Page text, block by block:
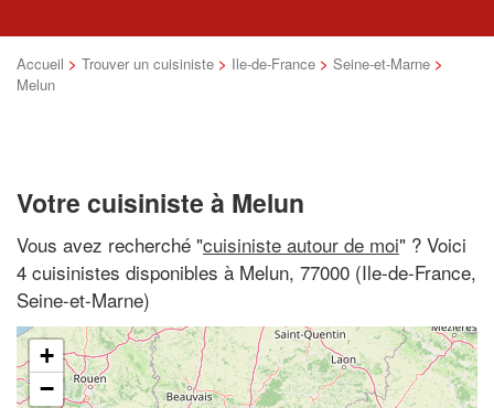
Accueil > Trouver un cuisiniste > Ile-de-France > Seine-et-Marne >
Melun
Votre cuisiniste à Melun
Vous avez recherché "cuisiniste autour de moi" ? Voici
4 cuisinistes disponibles à Melun, 77000 (Ile-de-France,
Seine-et-Marne)
+
−